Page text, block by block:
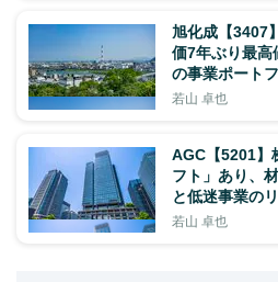
旭化成【3407
価7年ぶり最
の事業ポート
若山 卓也
AGC【5201】
フト」あり、
と低迷事業の
若山 卓也